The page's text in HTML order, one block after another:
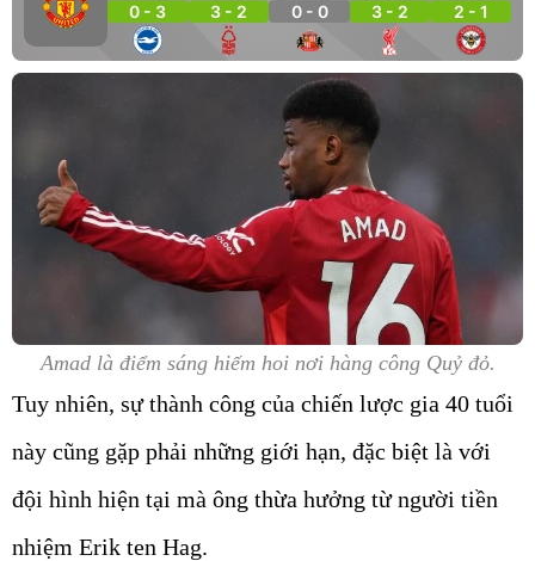
0 - 3 3 - 2 0 - 0 3 - 2 2 - 1
Amad là điểm sáng hiếm hoi nơi hàng công Quỷ đỏ.
Tuy nhiên, sự thành công của chiến lược gia 40 tuổi
này cũng gặp phải những giới hạn, đặc biệt là với
đội hình hiện tại mà ông thừa hưởng từ người tiền
nhiệm Erik ten Hag.